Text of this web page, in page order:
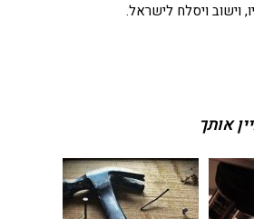
וישוב ויסלח לישראל.
אותך